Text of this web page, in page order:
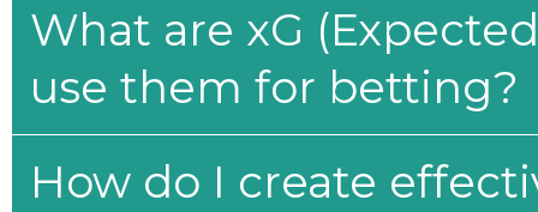
What are xG
use them for betting?
How do I create